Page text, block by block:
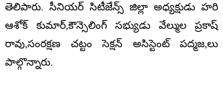
తెలిపారు. సీనియర్ సిటీజేన్స్ జిల్లా అధ్యక్షుడు హరి
ఆశోక్ కుమార్,కౌన్సెలింగ్ సభ్యుడు వేల్ముల ప్రకాష్
రావు,సంరక్షణ చట్టం సెక్షన్ అసిస్టెంట్ పద్మజ,లు
పాల్గొన్నారు.